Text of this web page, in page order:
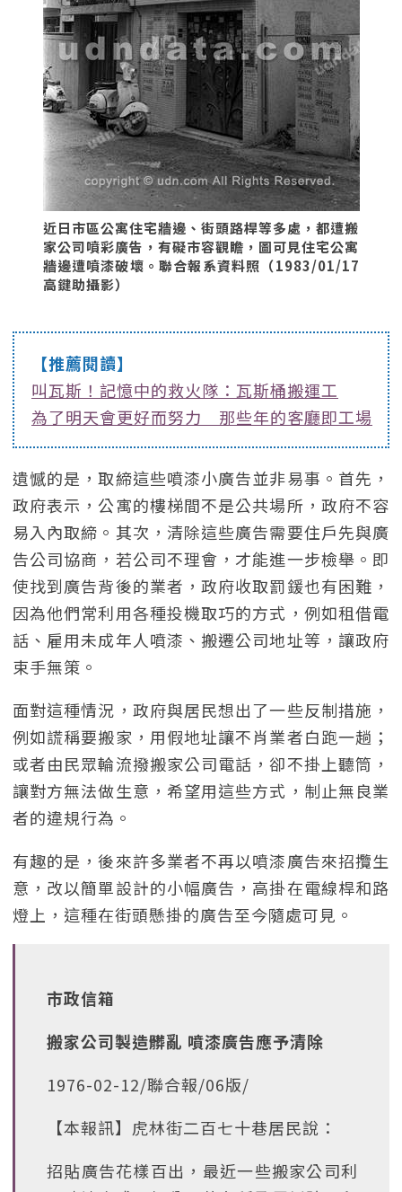
近日市區公寓住宅牆邊、街頭路桿等多處，都遭搬
家公司噴彩廣告，有礙市容觀瞻，圖可見住宅公寓
牆邊遭噴漆破壞。聯合報系資料照（1983/01/17
高鍵助攝影）
【推薦閱讀】
叫瓦斯！記憶中的救火隊：瓦斯桶搬運工
為了明天會更好而努力 那些年的客廳即工場
遺憾的是，取締這些噴漆小廣告並非易事。首先，
政府表示，公寓的樓梯間不是公共場所，政府不容
易入內取締。其次，清除這些廣告需要住戶先與廣
告公司協商，若公司不理會，才能進一步檢舉。即
使找到廣告背後的業者，政府收取罰鍰也有困難，
因為他們常利用各種投機取巧的方式，例如租借電
話、雇用未成年人噴漆、搬遷公司地址等，讓政府
束手無策。
面對這種情況，政府與居民想出了一些反制措施，
例如謊稱要搬家，用假地址讓不肖業者白跑一趟；
或者由民眾輪流撥搬家公司電話，卻不掛上聽筒，
讓對方無法做生意，希望用這些方式，制止無良業
者的違規行為。
有趣的是，後來許多業者不再以噴漆廣告來招攬生
意，改以簡單設計的小幅廣告，高掛在電線桿和路
燈上，這種在街頭懸掛的廣告至今隨處可見。
市政信箱
搬家公司製造髒亂 噴漆廣告應予清除
1976-02-12/聯合報/06版/
【本報訊】虎林街二百七十巷居民說：
招貼廣告花樣百出，最近一些搬家公司利